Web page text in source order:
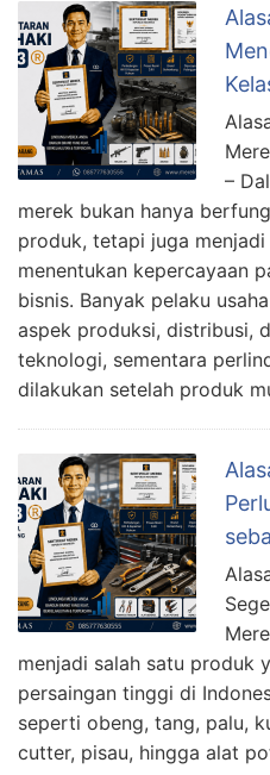
–
merek bukan hanya
produk, tetapi juga
menentukan kepercayaan
bisnis. Banyak pelaku
aspek produksi, distribusi,
teknologi, sementara
dilakukan setelah produk
menjadi salah satu produk
persaingan tinggi di
seperti obeng, tang, palu,
cutter, pisau, hingga alat